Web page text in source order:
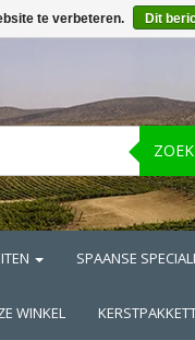
SPAANSE
WINKEL
te verbeteren. Dit